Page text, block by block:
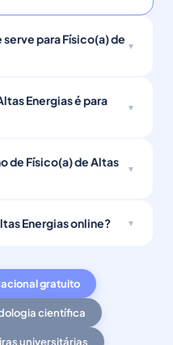
para Físico(a) de
Energias é para
de Físico(a) de Altas
Energias online?
gratuito
científica
universitárias